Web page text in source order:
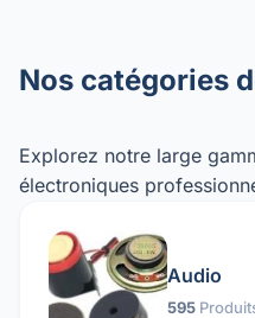
Nos catégories
Explorez notre large
électroniques
Audio
595